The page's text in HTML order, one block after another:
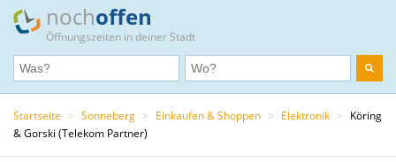
nochoffen
Öffnungszeiten in deiner Stadt
Startseite > Sonneberg > Einkaufen & Shoppen > Elektronik > Köring
& Gorski (Telekom Partner)